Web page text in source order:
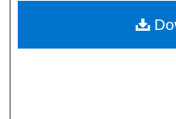
Digital